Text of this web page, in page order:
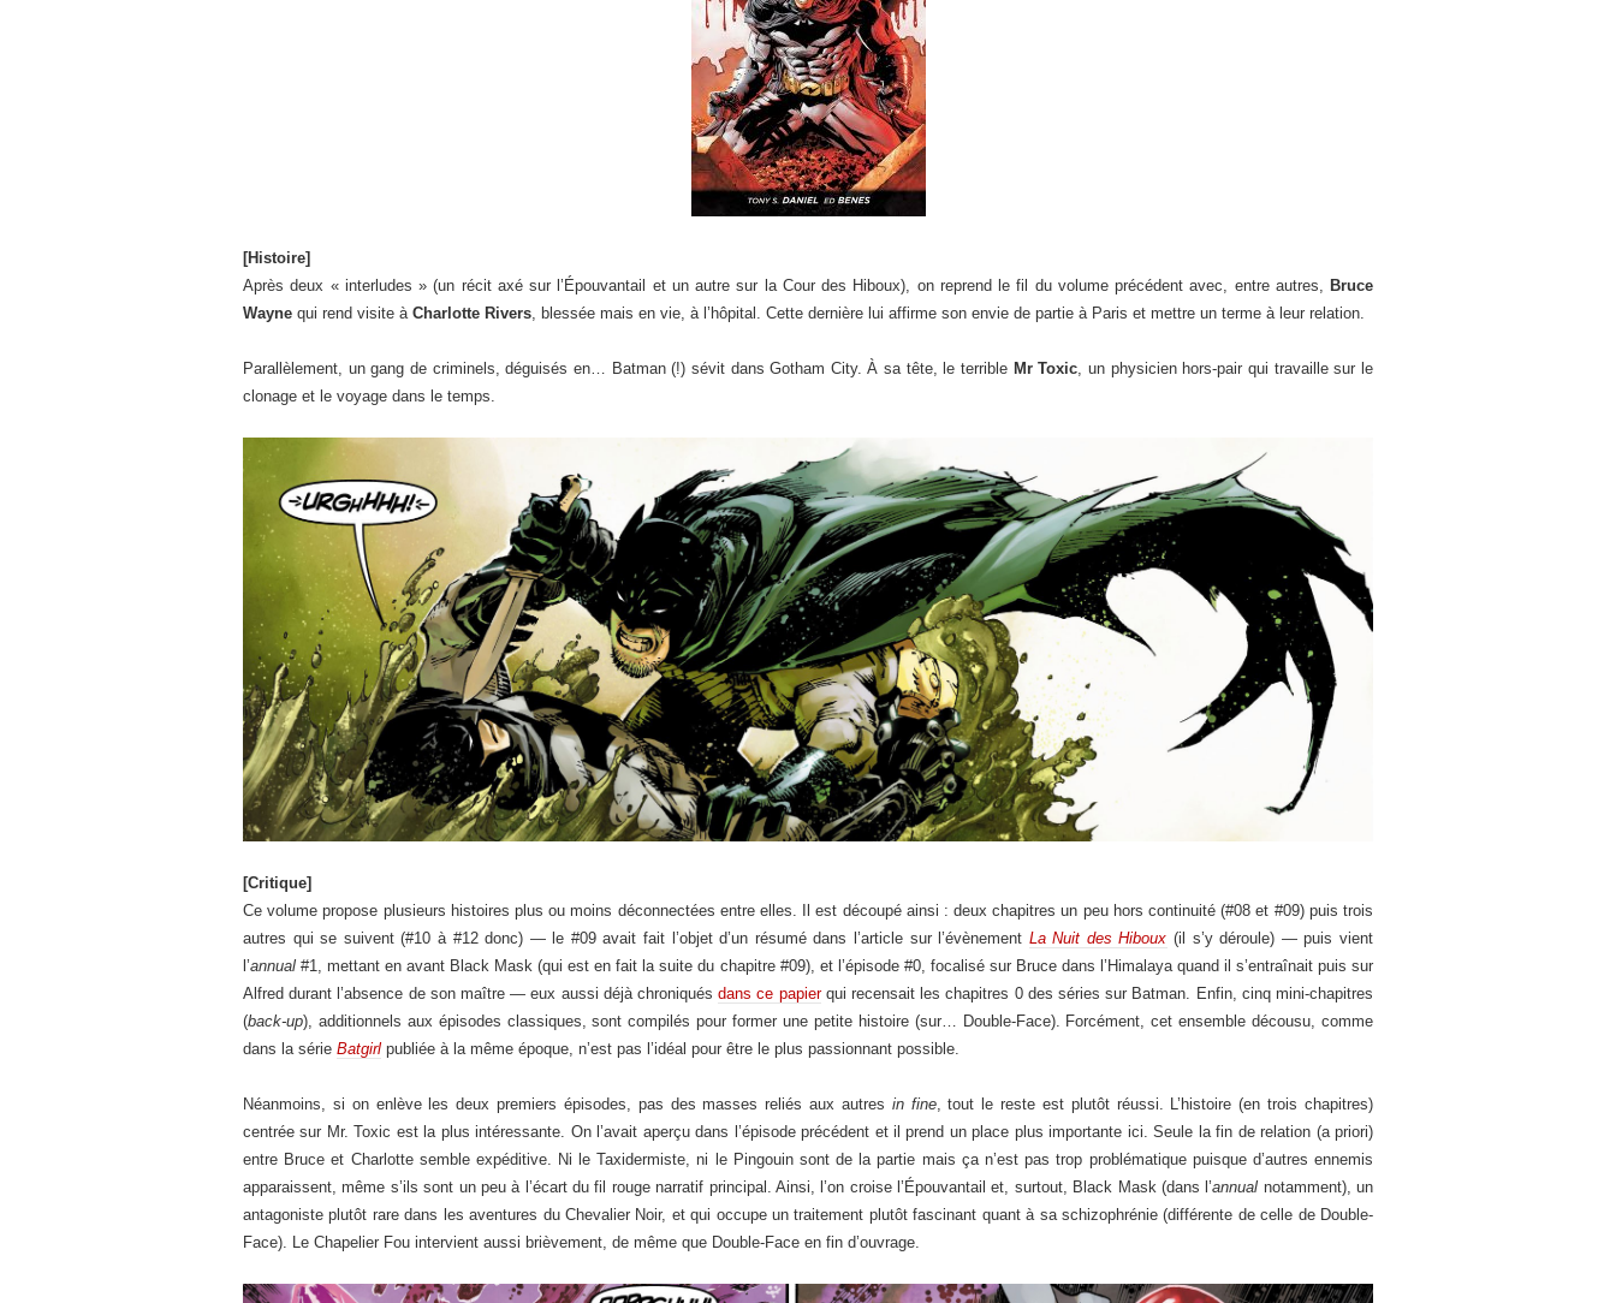
[Histoire]
Après deux « interludes » (un récit axé sur l’Épouvantail et un autre sur la Cour des Hiboux), on reprend le fil du volume précédent avec, entre autres, Bruce
Wayne qui rend visite à Charlotte Rivers, blessée mais en vie, à l’hôpital. Cette dernière lui affirme son envie de partie à Paris et mettre un terme à leur relation.
Parallèlement, un gang de criminels, déguisés en… Batman (!) sévit dans Gotham City. À sa tête, le terrible Mr Toxic, un physicien hors-pair qui travaille sur le
clonage et le voyage dans le temps.
[Critique]
Ce volume propose plusieurs histoires plus ou moins déconnectées entre elles. Il est découpé ainsi : deux chapitres un peu hors continuité (#08 et #09) puis trois
autres qui se suivent (#10 à #12 donc) — le #09 avait fait l’objet d’un résumé dans l’article sur l’évènement La Nuit des Hiboux (il s’y déroule) — puis vient
l’annual#1, mettant en avant Black Mask (qui est en fait la suite du chapitre #09), et l’épisode #0, focalisé sur Bruce dans l’Himalaya quand il s’entraînait puis sur
Alfred durant l’absence de son maître — eux aussi déjà chroniquésdans ce papierqui recensait les chapitres 0 des séries sur Batman. Enfin, cinq mini-chapitres
(back-up), additionnels aux épisodes classiques, sont compilés pour former une petite histoire (sur… Double-Face). Forcément, cet ensemble décousu, comme
dans la série Batgirl publiée à la même époque, n’est pas l’idéal pour être le plus passionnant possible.
Néanmoins, si on enlève les deux premiers épisodes, pas des masses reliés aux autres in fine, tout le reste est plutôt réussi. L’histoire (en trois chapitres)
centrée sur Mr. Toxic est la plus intéressante. On l’avait aperçu dans l’épisode précédent et il prend un place plus importante ici. Seule la fin de relation (a priori)
entre Bruce et Charlotte semble expéditive. Ni le Taxidermiste, ni le Pingouin sont de la partie mais ça n’est pas trop problématique puisque d’autres ennemis
apparaissent, même s’ils sont un peu à l’écart du fil rouge narratif principal. Ainsi, l’on croise l’Épouvantail et, surtout, Black Mask (dans l’annual notamment), un
antagoniste plutôt rare dans les aventures du Chevalier Noir, et qui occupe un traitement plutôt fascinant quant à sa schizophrénie (différente de celle de Double-
Face). Le Chapelier Fou intervient aussi brièvement, de même que Double-Face en fin d’ouvrage.